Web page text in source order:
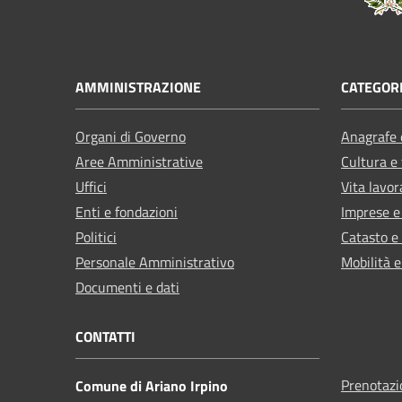
AMMINISTRAZIONE
Organi di Governo
Aree Amministrative
Uffici
Enti e fondazioni
Politici
Personale Amministrativo
Documenti e dati
Cultura
Vita
Imprese
Catasto
Mobilità
CONTATTI
Comune di Ariano Irpino